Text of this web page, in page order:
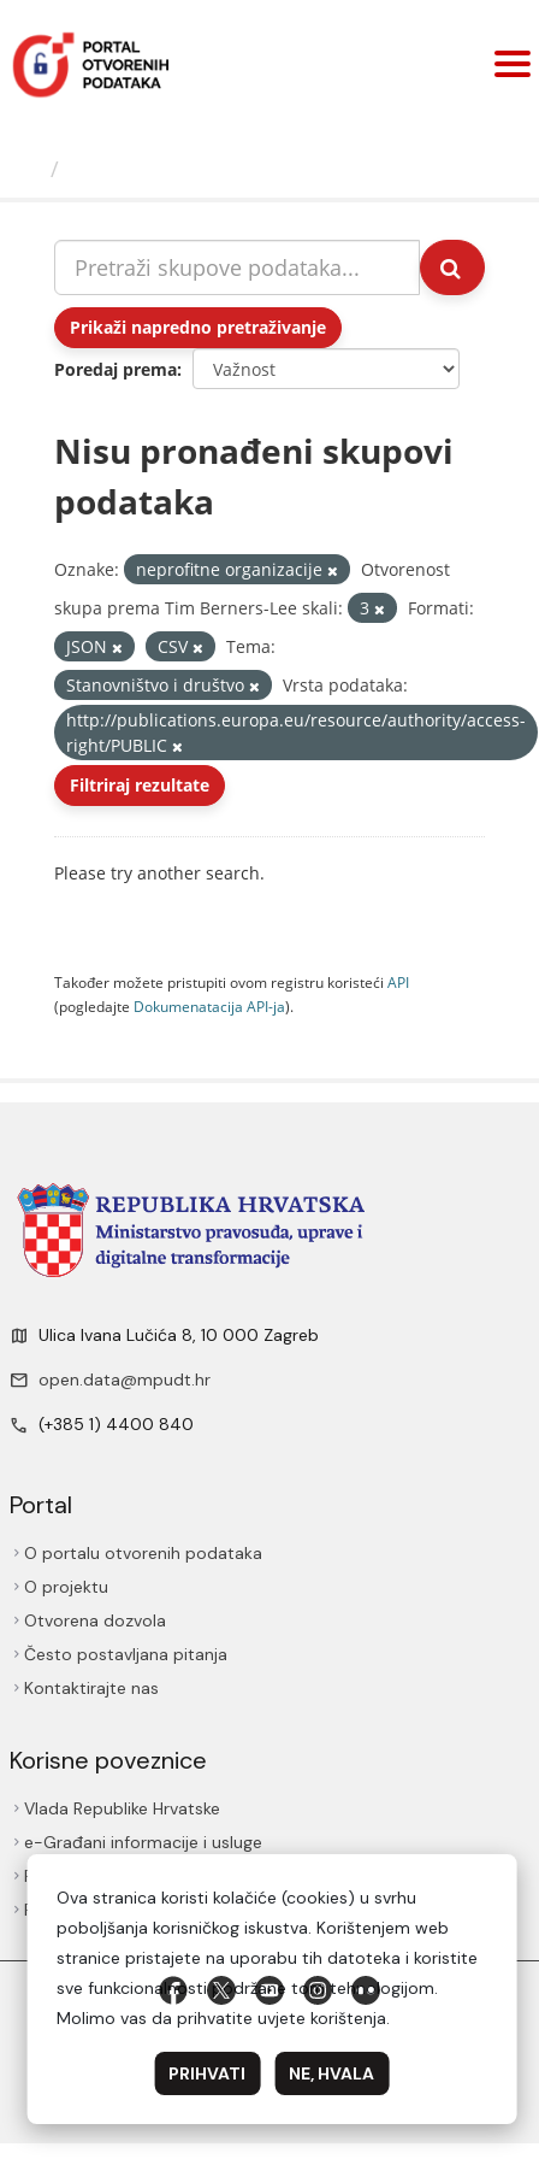
sadržaj
Prikaži napredno pretraživanje
Poredaj prema
Nisu pronađeni skupovi
podataka
Oznake: neprofitne organizacije
Otvorenost
skupa prema Tim Berners-Lee skali:
3
Formati:
JSON
CSV
Tema:
Stanovništvo i društvo
Vrsta podataka:
http://publications.europa.eu/resource/authority/access-
right/PUBLIC
Filtriraj rezultate
Please try another search.
Također možete pristupiti ovom registru koristeći API
(pogledajte Dokumenаtаcijа API-jа).